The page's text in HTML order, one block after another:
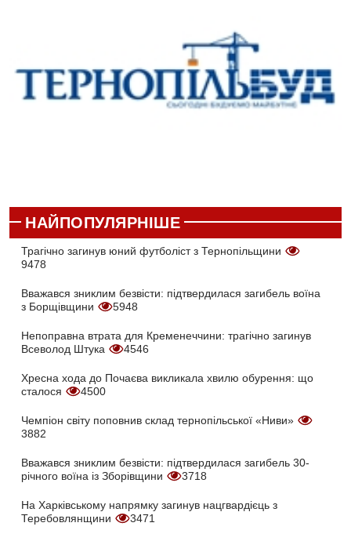
НАЙПОПУЛЯРНІШЕ
Трагічно загинув юний футболіст з Тернопільщини
9478
Вважався зниклим безвісти: підтвердилася загибель воїна
з Борщівщини
5948
Непоправна втрата для Кременеччини: трагічно загинув
Всеволод Штука
4546
Хресна хода до Почаєва викликала хвилю обурення: що
сталося
4500
Чемпіон світу поповнив склад тернопільської «Ниви»
3882
Вважався зниклим безвісти: підтвердилася загибель 30-
річного воїна із Зборівщини
3718
На Харківському напрямку загинув нацгвардієць з
Теребовлянщини
3471